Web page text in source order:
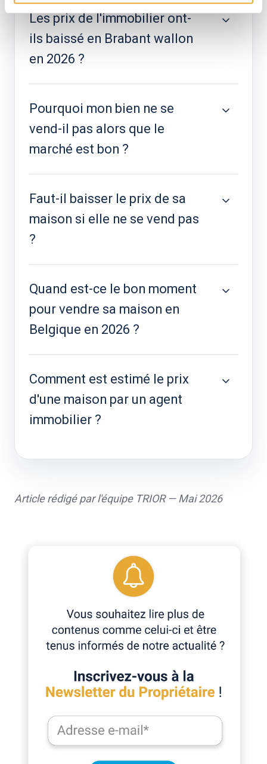
Les prix de l'immobilier ont-
ils baissé en Brabant wallon
en 2026 ?
Pourquoi mon bien ne se
vend-il pas alors que le
marché est bon ?
Faut-il baisser le prix de sa
maison si elle ne se vend pas
?
Quand est-ce le bon moment
pour vendre sa maison en
Belgique en 2026 ?
Comment est estimé le prix
d'une maison par un agent
immobilier ?
Article rédigé par l'équipe TRIOR — Mai 2026